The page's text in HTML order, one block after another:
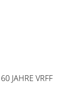
60 JAHRE VRFF